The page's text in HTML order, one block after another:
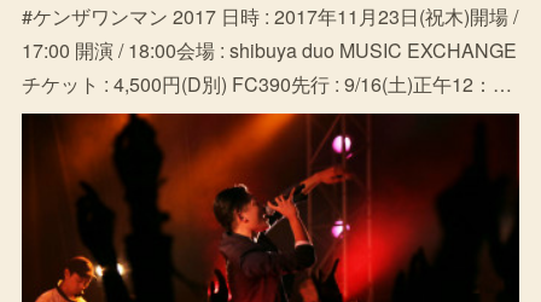
#ケンザワンマン 2017 日時 : 2017年11月23日(祝木)開場 /
17:00 開演 / 18:00会場 : shibuya duo MUSIC EXCHANGE
チケット : 4,500円(D別) FC390先行 : 9/16(土)正午12：…